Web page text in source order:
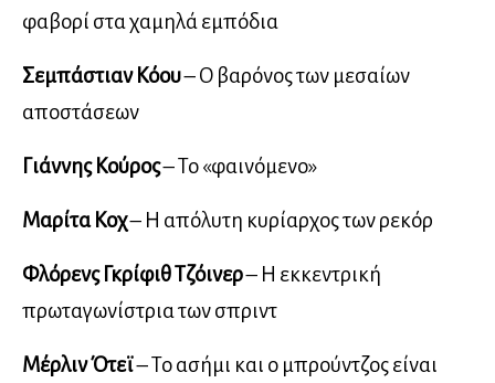
φαβορί στα χαμηλά εμπόδια
Σεμπάστιαν Κόου– Ο βαρόνος των μεσαίων
αποστάσεων
Γιάννης Κούρος– Το «φαινόμενο»
Μαρίτα Κοχ– Η απόλυτη κυρίαρχος των ρεκόρ
Φλόρενς Γκρίφιθ Τζόινερ– Η εκκεντρική
πρωταγωνίστρια των σπριντ
Μέρλιν Ότεϊ– Το ασήμι και ο μπρούντζος είναι